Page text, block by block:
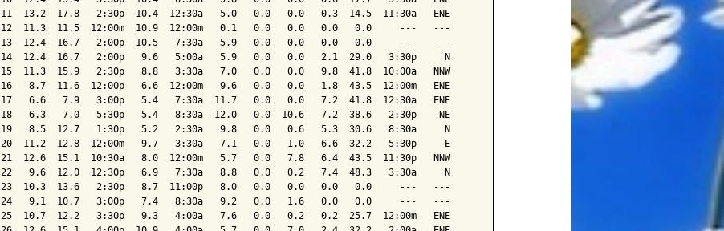
11  13.2  17.8   2:30p  10.4  12:30a   5.0   0.0   0.0   0.3  14.5  11:30a   ENE
12  11.3  11.5  12:00m  10.9  12:00m   0.1   0.0   0.0   0.0   0.0     ---   ---
13  12.4  16.7   2:00p  10.5   7:30a   5.9   0.0   0.0   0.0   0.0     ---   ---
14  12.4  16.7   2:00p   9.6   5:00a   5.9   0.0   0.0   2.1  29.0   3:30p     N
15  11.3  15.9   2:30p   8.8   3:30a   7.0   0.0   0.0   9.8  41.8  10:00a   NNW
16   8.7  11.6  12:00p   6.6  12:00m   9.6   0.0   0.0   1.8  43.5  12:00m   ENE
17   6.6   7.9   3:00p   5.4   7:30a  11.7   0.0   0.0   7.2  41.8  12:30a   ENE
18   6.3   7.0   5:30p   5.4   8:30a  12.0   0.0  10.6   7.2  38.6   2:30p    NE
19   8.5  12.7   1:30p   5.2   2:30a   9.8   0.0   0.6   5.3  30.6   8:30a     N
20  11.2  12.8  12:00m   9.7   3:30a   7.1   0.0   1.0   6.6  32.2   5:30p     E
21  12.6  15.1  10:30a   8.0  12:00m   5.7   0.0   7.8   6.4  43.5  11:30p   NNW
22   9.6  12.0  12:30p   6.9   7:30a   8.8   0.0   0.2   7.4  48.3   3:30a     N
23  10.3  13.6   2:30p   8.7  11:00p   8.0   0.0   0.0   0.0   0.0     ---   ---
24   9.1  10.7   3:00p   7.4   8:30a   9.2   0.0   1.6   0.0   0.0     ---   ---
25  10.7  12.2   3:30p   9.3   4:00a   7.6   0.0   0.2   0.2  25.7  12:00m   ENE